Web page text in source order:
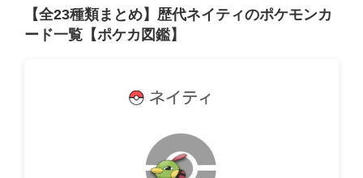
【全23種類まとめ】歴代ネイティのポケモンカ
ード一覧【ポケカ図鑑】